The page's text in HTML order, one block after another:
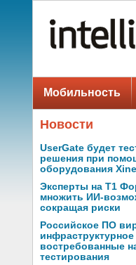
Мобильность
Новости
UserGate будет
решения при
оборудования
Эксперты на Т1
множить ИИ-
сокращая риски
Российское ПО
востребованные
тестирования